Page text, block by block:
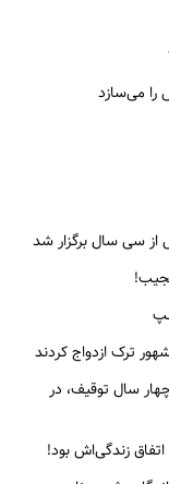
را می‌سازد
سی سال برگزار شد
ترک ازدواج کردند
سال توقیف، در
زندگی‌اش بود!